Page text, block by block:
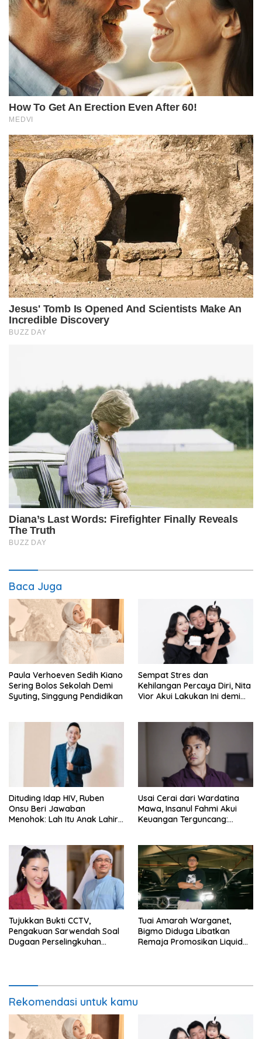
Baca Juga
Paula Verhoeven Sedih Kiano
Sering Bolos Sekolah Demi
Syuting, Singgung Pendidikan
Sempat Stres dan
Kehilangan Percaya Diri, Nita
Vior Akui Lakukan Ini demi
Dituding Idap HIV, Ruben
Onsu Beri Jawaban
Menohok: Lah Itu Anak Lahir
Usai Cerai dari Wardatina
Mawa, Insanul Fahmi Akui
Keuangan Terguncang:
Tujukkan Bukti CCTV,
Pengakuan Sarwendah Soal
Dugaan Perselingkuhan
Tuai Amarah Warganet,
Bigmo Diduga Libatkan
Remaja Promosikan Liquid
Rekomendasi untuk kamu